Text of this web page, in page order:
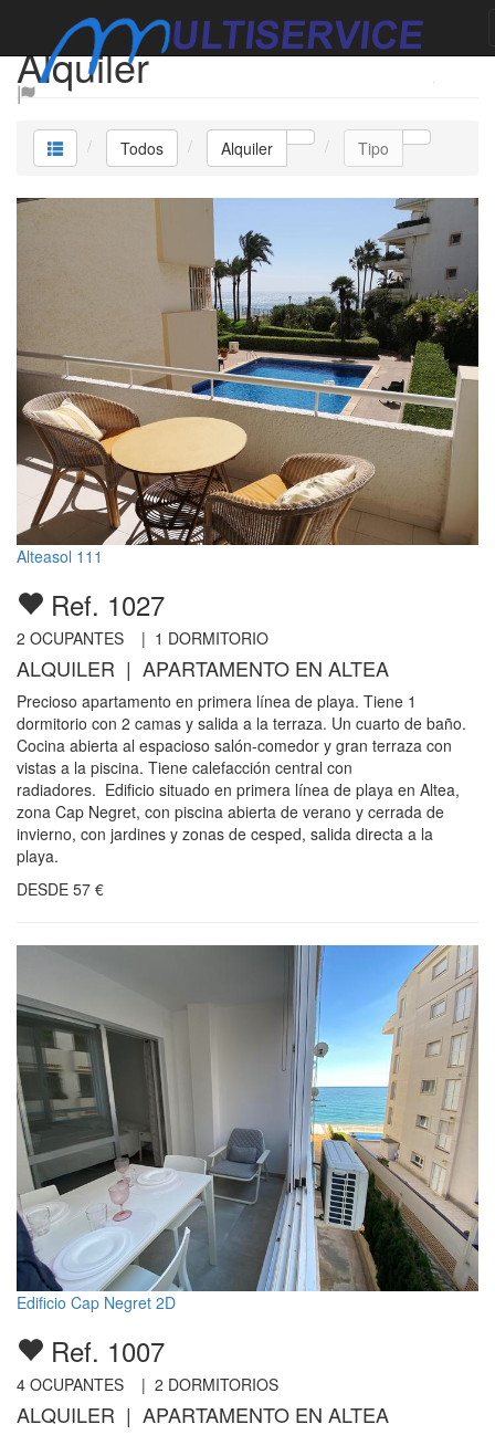
Alquiler
Todos Alquiler Tipo
Alteasol 111
Ref. 1027
2 OCUPANTES | 1 DORMITORIO
ALQUILER | APARTAMENTO EN ALTEA
Precioso apartamento en primera línea de playa. Tiene 1
dormitorio con 2 camas y salida a la terraza. Un cuarto de baño.
Cocina abierta al espacioso salón-comedor y gran terraza con
vistas a la piscina. Tiene calefacción central con
radiadores. Edificio situado en primera línea de playa en Altea,
zona Cap Negret, con piscina abierta de verano y cerrada de
invierno, con jardines y zonas de cesped, salida directa a la
playa.
DESDE 57 €
Edificio Cap Negret 2D
Ref. 1007
4 OCUPANTES | 2 DORMITORIOS
ALQUILER | APARTAMENTO EN ALTEA